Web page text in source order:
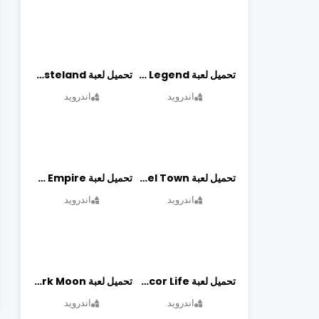
تحميل لعبة Slayer Legend مهكرة أخر إصدار
اندرويد
تحميل لعبة Merge Survival : Wasteland مهكرة أخر إصدار
اندرويد
تحميل لعبة Travel Town مهكرة أخر إصدار
اندرويد
تحميل لعبة World Empire مهكرة أخر إصدار
اندرويد
تحميل لعبة Decor Life مهكرة أخر إصدار
اندرويد
تحميل لعبة Lionheart: Dark Moon مهكرة أخر إصدار
اندرويد